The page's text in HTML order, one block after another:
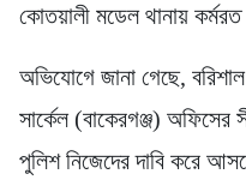
কোতয়ালী মডেল থানায়
অভিযোগে জানা গেছে,
সার্কেল (বাকেরগঞ্জ) অফিসের
পুলিশ নিজেদের দাবি করে